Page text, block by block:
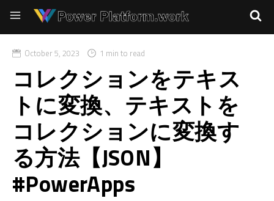
October 5, 2023 1 min to read
コレクションをテキス
トに変換、テキストを
コレクションに変換す
る方法【JSON】
#PowerApps